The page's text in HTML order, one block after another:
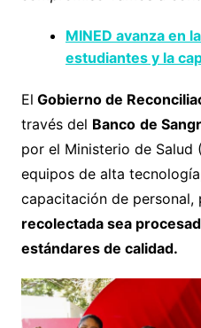
MINED avanza en
estudiantes y la
El Gobierno de
través del Banco de
por el Ministerio de Salud
equipos de alta
capacitación de personal,
recolectada sea
estándares de calidad.